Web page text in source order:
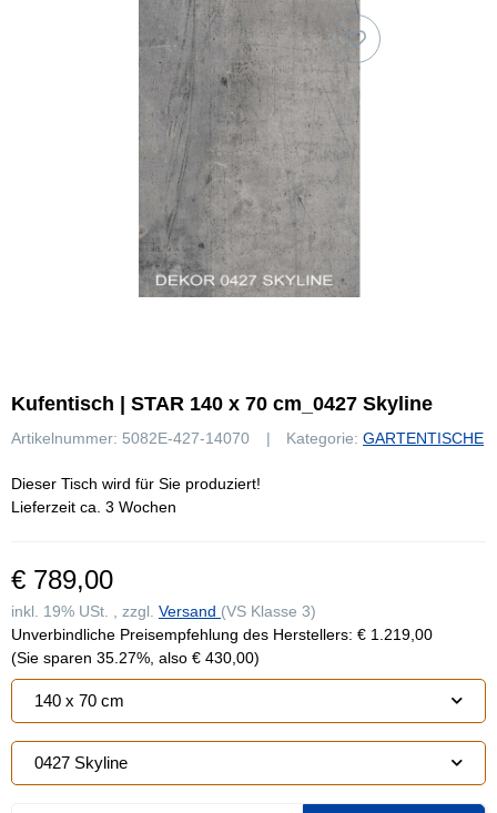
Kufentisch | STAR 140 x 70 cm_0427 Skyline
Artikelnummer: 5082E-427-14070 Kategorie: GARTENTISCHE
Dieser Tisch wird für Sie produziert!
Lieferzeit ca. 3 Wochen
€ 789,00
inkl. 19% USt. , zzgl. Versand (VS Klasse 3)
Unverbindliche Preisempfehlung des Herstellers: € 1.219,00
(Sie sparen 35.27% , also € 430,00)
140 x 70 cm
0427 Skyline